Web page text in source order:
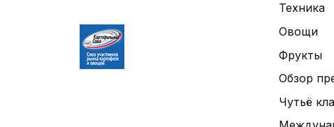
Техника
Овощи
Фрукты
Обзор
Чутьё